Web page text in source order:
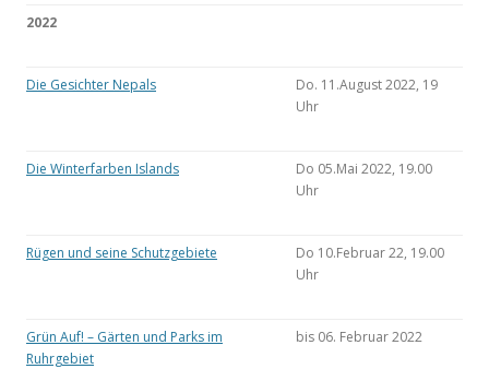
2022
Die Gesichter Nepals
Do. 11.August 2022, 19
Uhr
Die Winterfarben Islands
Do 05.Mai 2022, 19.00
Uhr
Rügen und seine Schutzgebiete
Do 10.Februar 22, 19.00
Uhr
Grün Auf! – Gärten und Parks im
Ruhrgebiet
bis 06. Februar 2022